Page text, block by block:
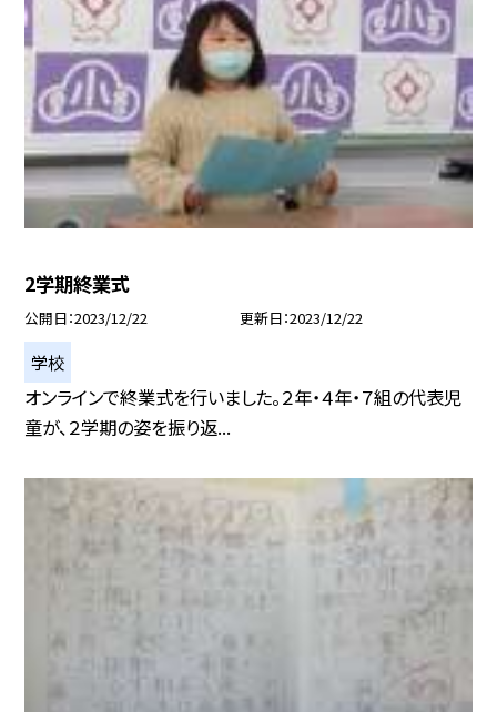
2学期終業式
公開日 2023/12/22 更新日 2023/12/22
学校
オンラインで終業式を行いました。２年・４年・７組の代表児
童が、２学期の姿を振り返...